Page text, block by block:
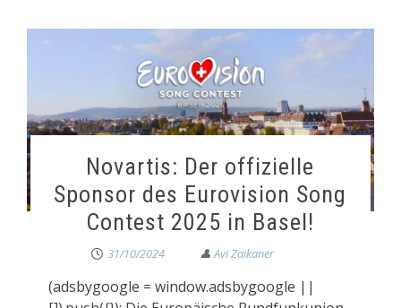
Novartis: Der offizielle
Sponsor des Eurovision Song
Contest 2025 in Basel!
31/10/2024
(adsbygoogle = window.adsbygoogle ||